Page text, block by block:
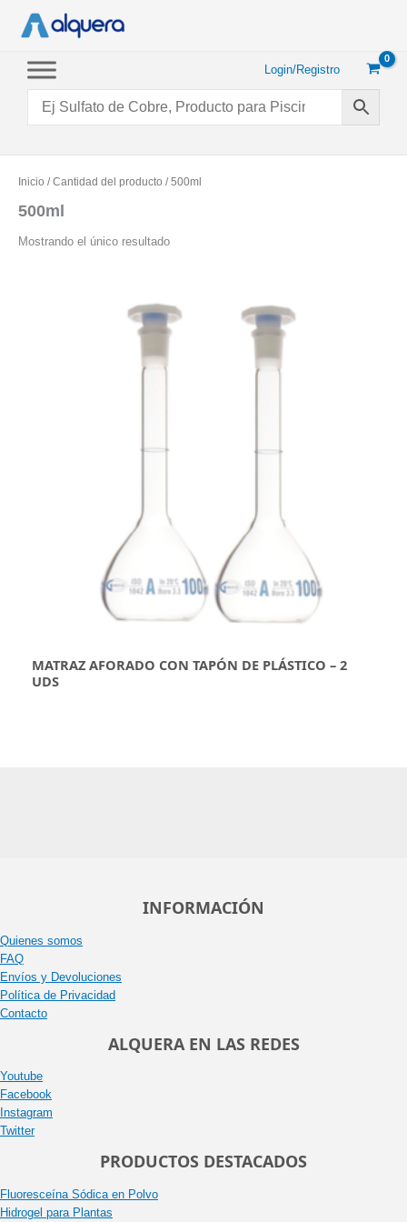
Login/Registro
Inicio / Cantidad del producto / 500ml
500ml
Mostrando el único resultado
MATRAZ AFORADO CON TAPÓN DE PLÁSTICO – 2
UDS
INFORMACIÓN
Quienes somos
FAQ
Envíos y Devoluciones
Política de Privacidad
Contacto
ALQUERA EN LAS REDES
Youtube
Facebook
Instagram
Twitter
PRODUCTOS DESTACADOS
Fluoresceína Sódica en Polvo
Hidrogel para Plantas